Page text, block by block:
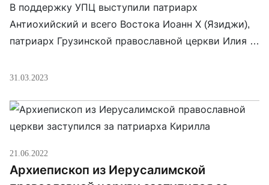
В поддержку УПЦ выступили патриарх
Антиохийский и всего Востока Иоанн Х (Язиджи),
патриарх Грузинской православной церкви Илия II
православной церкви Порфирий (Перич),
Савва (Грыцуняк), предстоятель Православной
церкви в Америке, митрополит Тихон (Моллард).
поместных церквей: архиепископ Севастийский
Феодосий (Ханна) (Иерусалимская православная
31.03.2023
21.06.2022
Архиепископ из Иерусалимской